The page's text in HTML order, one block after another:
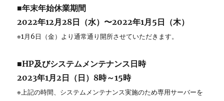
■年末年始休業期間
2022年12月28日（水）〜2022年1月5日（木）
※1月6日（金）より通常通り開所させていただきます。
■HP及びシステムメンテナンス日時
2023年1月2日（日）8時～15時
※上記の時間、システムメンテナンス実施のため専用サーバーを